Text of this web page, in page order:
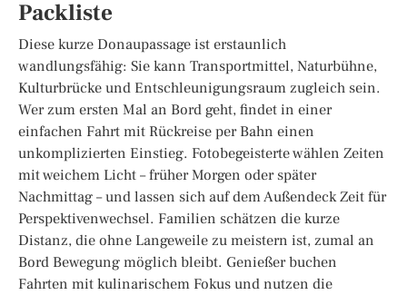
Packliste
Diese kurze Donaupassage ist erstaunlich
wandlungsfähig: Sie kann Transportmittel, Naturbühne,
Kulturbrücke und Entschleunigungsraum zugleich sein.
Wer zum ersten Mal an Bord geht, findet in einer
einfachen Fahrt mit Rückreise per Bahn einen
unkomplizierten Einstieg. Fotobegeisterte wählen Zeiten
mit weichem Licht – früher Morgen oder später
Nachmittag – und lassen sich auf dem Außendeck Zeit für
Perspektivenwechsel. Familien schätzen die kurze
Distanz, die ohne Langeweile zu meistern ist, zumal an
Bord Bewegung möglich bleibt. Genießer buchen
Fahrten mit kulinarischem Fokus und nutzen die